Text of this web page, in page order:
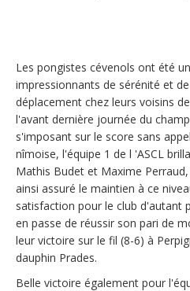
Les pongistes cévenols ont été
impressionnants de sérénité et
déplacement chez leurs voisins
l'avant dernière journée du
s'imposant sur le score sans
nîmoise, l'équipe 1 de l 'ASCL
Mathis Budet et Maxime
ainsi assuré le maintien à ce
satisfaction pour le club d'autant
en passe de réussir son pari de
leur victoire sur le fil (8-6) à
dauphin Prades.
Belle victoire également pour